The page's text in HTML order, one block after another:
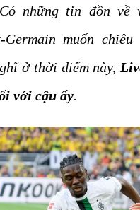
Có những tin đồn về
Germain muốn
ở thời điểm này,
với cậu ấy.